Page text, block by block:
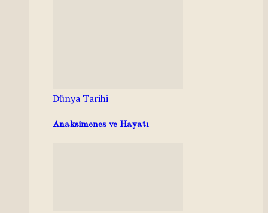
Dünya Tarihi
Anaksimenes ve Hayatı